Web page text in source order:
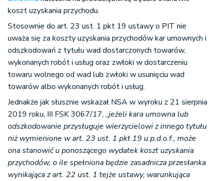
koszt uzyskania przychodu.
Stosownie do art. 23 ust. 1 pkt 19 ustawy o PIT nie
uważa się za koszty uzyskania przychodów kar umownych i
odszkodowań z tytułu wad dostarczonych towarów,
wykonanych robót i usług oraz zwłoki w dostarczeniu
towaru wolnego od wad lub zwłoki w usunięciu wad
towarów albo wykonanych robót i usług.
Jednakże jak słusznie wskazał NSA w wyroku z 21 sierpnia
2019 roku, III FSK 3067/17, „jeżeli kara umowna lub
odszkodowanie przysługuje wierzycielowi z innego tytułu
niż wymienione w art. 23 ust. 1 pkt 19 u.p.d.o.f., może
ona stanowić u ponoszącego wydatek koszt uzyskania
przychodów, o ile spełniona będzie zasadnicza przesłanka
wynikająca z art. 22 ust. 1 tejże ustawy, warunkująca